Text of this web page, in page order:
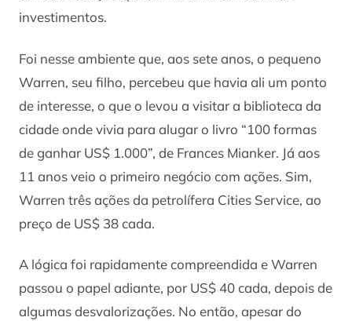
investimentos.
Foi nesse ambiente que, aos sete anos, o pequeno
Warren, seu filho, percebeu que havia ali um ponto
de interesse, o que o levou a visitar a biblioteca da
cidade onde vivia para alugar o livro “100 formas
de ganhar US$ 1.000”, de Frances Mianker. Já aos
11 anos veio o primeiro negócio com ações. Sim,
Warren três ações da petrolífera Cities Service, ao
preço de US$ 38 cada.
A lógica foi rapidamente compreendida e Warren
passou o papel adiante, por US$ 40 cada, depois de
algumas desvalorizações. No então, apesar do